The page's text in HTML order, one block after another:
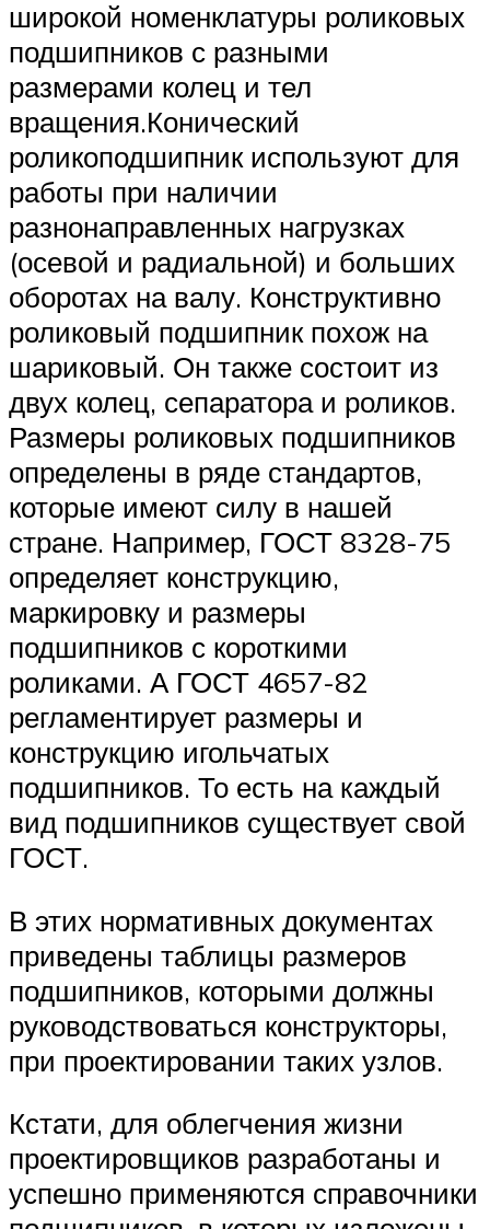
широкой номенклатуры роликовых
подшипников с разными
размерами колец и тел
вращения.Конический
роликоподшипник используют для
работы при наличии
разнонаправленных нагрузках
(осевой и радиальной) и больших
оборотах на валу. Конструктивно
роликовый подшипник похож на
шариковый. Он также состоит из
двух колец, сепаратора и роликов.
Размеры роликовых подшипников
определены в ряде стандартов,
которые имеют силу в нашей
стране. Например, ГОСТ 8328-75
определяет конструкцию,
маркировку и размеры
подшипников с короткими
роликами. А ГОСТ 4657-82
регламентирует размеры и
конструкцию игольчатых
подшипников. То есть на каждый
вид подшипников существует свой
ГОСТ.
В этих нормативных документах
приведены таблицы размеров
подшипников, которыми должны
руководствоваться конструкторы,
при проектировании таких узлов.
Кстати, для облегчения жизни
проектировщиков разработаны и
успешно применяются справочники